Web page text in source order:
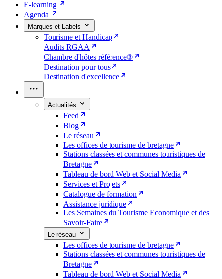
E-learning
Agenda
Marques et Labels
Tourisme et Handicap
Audits RGAA
Chambre d'hôtes référence®
Destination pour tous
Destination d'excellence
Actualités
Feed
Blog
Le réseau
Les offices de tourisme de bretagne
Stations classées et communes touristiques de
Bretagne
Tableau de bord Web et Social Media
Services et Projets
Catalogue de formation
Assistance juridique
Les Semaines du Tourisme Economique et des
Savoir-Faire
Le réseau
Les offices de tourisme de bretagne
Stations classées et communes touristiques de
Bretagne
Tableau de bord Web et Social Media